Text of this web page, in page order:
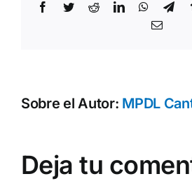
Facebook
TwitterRedditLinkedIn
Correo
Sobre el Autor: MPDL
Deja tu